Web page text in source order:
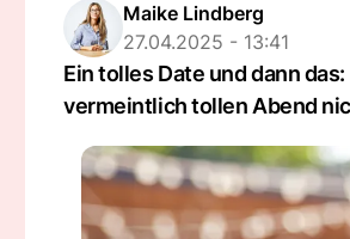
Maike Lindberg
27.04.2025 - 13:41
Ein tolles Date und dann
vermeintlich tollen Abend